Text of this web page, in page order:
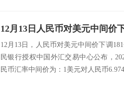
12月13日人民币对美元中间价
12月13日，人民币对美元中间价下调
民银行授权中国外汇交易中心公布，
民币汇率中间价为：1美元对人民币